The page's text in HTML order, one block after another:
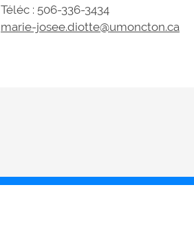
Téléc : 506-336-3434
marie-josee.diotte@umoncton.ca